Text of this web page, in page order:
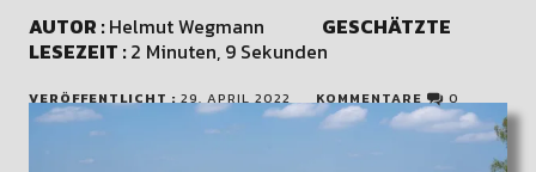
AUTOR :Helmut Wegmann GESCHÄTZTE
LESEZEIT :2 Minuten, 9 Sekunden
VERÖFFENTLICHT : 29. APRIL 2022 KOMMENTARE 0